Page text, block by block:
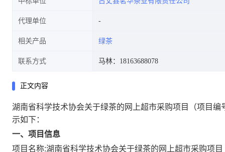
代理单位
相关产品 绿茶
联系方式 马林：18163688078
正文内容
湖南省科学技术协会关于绿茶的网上超市采购项目
（项目编
示如下：
一、项目信息
项目名称:湖南省科学技术协会关于绿茶的网上超市采购项目